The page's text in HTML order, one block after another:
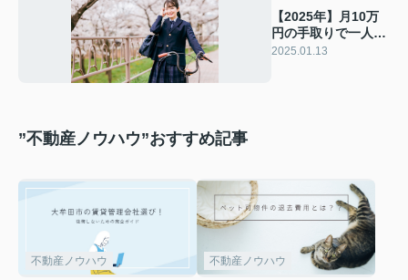
【2025年】月10万
円の手取りで一人暮
らしはできるのかポ
2025.01.13
”不動産ノウハウ”おすすめ記事
不動産ノウハウ 不動産ノウハウ